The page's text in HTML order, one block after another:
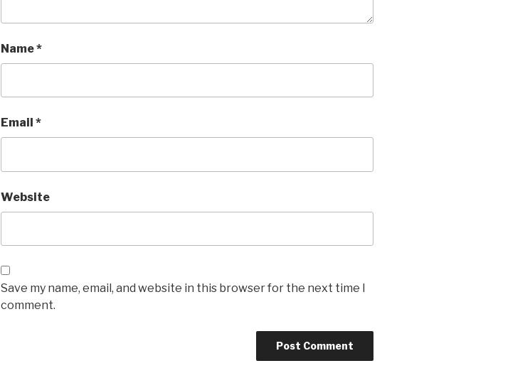
Name*
Email *
Website
Save my name, email, and website in this browser for the next time I
comment.